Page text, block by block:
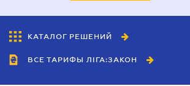
КАТАЛОГ РЕШЕНИЙ
ВСЕ ТАРИФЫ ЛІГА:ЗАКОН